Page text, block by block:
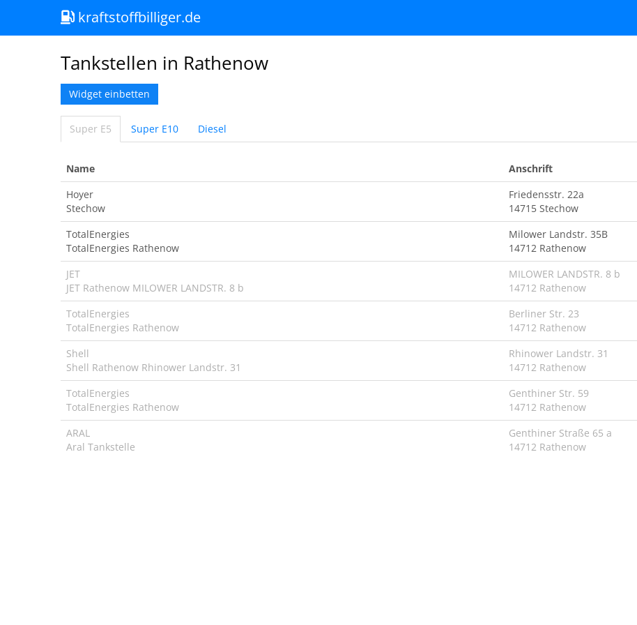
kraftstoffbilliger.de
Tankstellen in Rathenow
Widget einbetten
Super E5 Super E10 Diesel
Name Anschrift
Hoyer
Stechow
Friedensstr. 22a
14715 Stechow
TotalEnergies
TotalEnergies Rathenow
Milower Landstr. 35B
14712 Rathenow
JET
JET Rathenow MILOWER LANDSTR. 8 b
MILOWER LANDSTR. 8 b
14712 Rathenow
TotalEnergies
TotalEnergies Rathenow
Berliner Str. 23
14712 Rathenow
Shell
Shell Rathenow Rhinower Landstr. 31
Rhinower Landstr. 31
14712 Rathenow
TotalEnergies
TotalEnergies Rathenow
Genthiner Str. 59
14712 Rathenow
ARAL
Aral Tankstelle
Genthiner Straße 65 a
14712 Rathenow